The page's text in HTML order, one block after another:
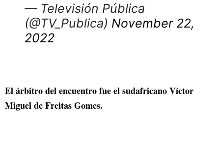
— Televisión Pública
(@TV_Publica) November 22,
2022
El árbitro del encuentro fue el sudafricano Víctor
Miguel de Freitas Gomes.